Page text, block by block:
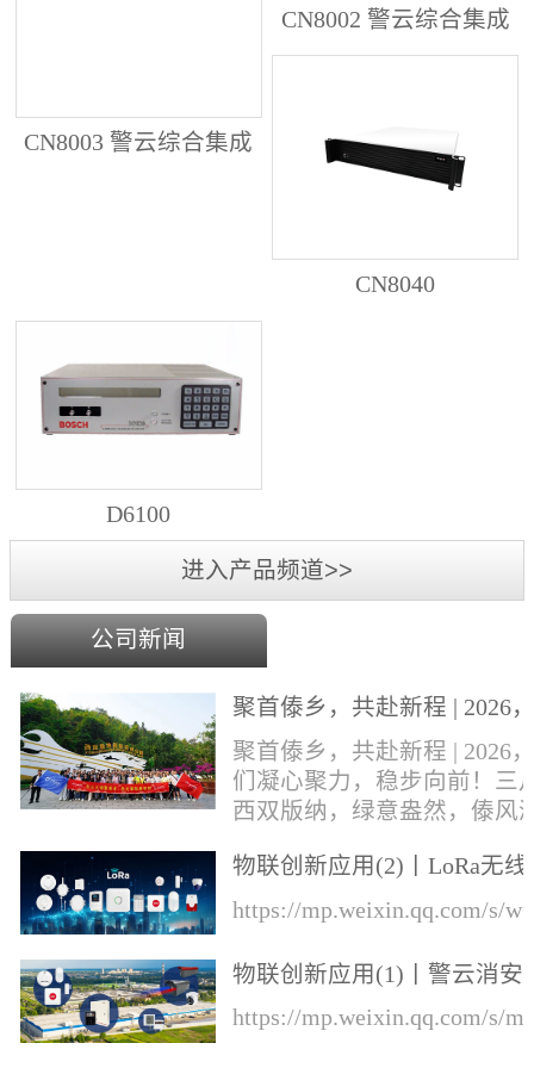
CN8003 警云综合集成
CN8002 警云综合集成
CN8040
D6100
进入产品频道>>
公司新闻
聚首傣乡，共赴新程 | 2026
们凝心聚力，稳步向前！
聚首傣乡，共赴新程 | 2026
们凝心聚力，稳步向前！三
西双版纳，绿意盎然，傣风
风中肆意绽放。丛文&华际
成员奔赴这片雨林热土，开
一场集年会盛典、团建游玩
业培训于一体的专属旅程！
才，展宏图，盛宴锚定前行
向本次旅程的开篇，便迎来
物联创新应用(2)丨LoRa无线
知的综合解决方案
https://mp.weixin.qq.com/s/
物联创新应用(1)丨警云消安
一体预警解决方案
https://mp.weixin.qq.com/s/